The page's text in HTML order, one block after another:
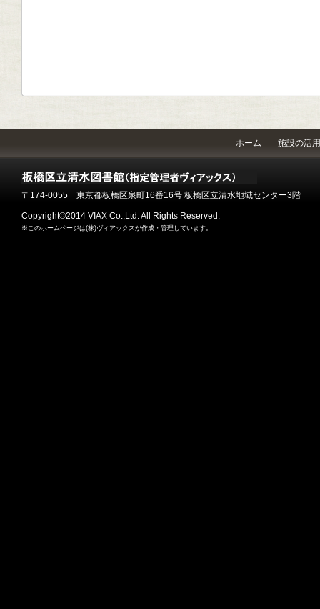
ホーム 施設の活用
〒174-0055 東京都板橋区泉町16番16号 板橋区立清水地域センター3階
Copyright©2014 VIAX Co.,Ltd. All Rights Reserved.
※このホームページは(株)ヴィアックスが作成・管理しています。